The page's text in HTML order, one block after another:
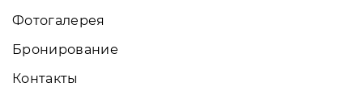
Фотогалерея
Бронирование
Контакты